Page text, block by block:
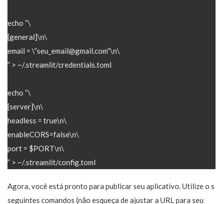
echo “\
[general]\n\
email = \”seu_email@gmail.com”\n\
” > ~/.streamlit/credentials.toml
echo “\
[server]\n\
headless = true\n\
enableCORS=false\n\
port = $PORT\n\
” > ~/.streamlit/config.toml
Agora, você está pronto para publicar seu aplicativo. Utilize o s
seguintes comandos (não esqueça de ajustar a URL para seu